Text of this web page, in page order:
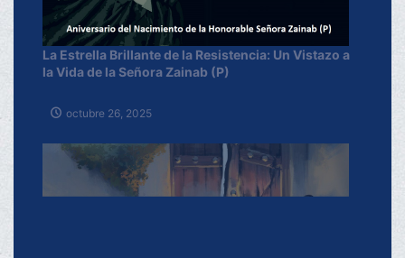
La Estrella Brillante de la Resistencia: Un Vistazo a
la Vida de la Señora Zainab (P)
octubre 26, 2025